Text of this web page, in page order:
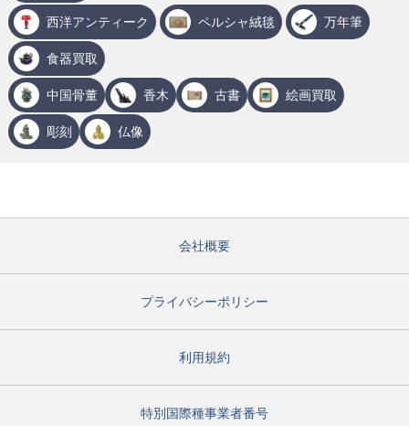
西洋アンティーク ペルシャ絨毯 万年筆
食器買取
中国骨董 香木 古書 絵画買取
彫刻 仏像
会社概要
プライバシーポリシー
利用規約
特別国際種事業者番号